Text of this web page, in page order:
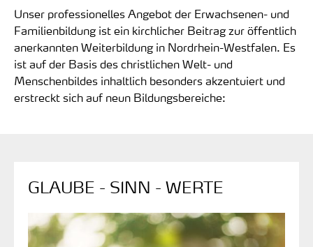
Unser professionelles Angebot der Erwachsenen- und
Familienbildung ist ein kirchlicher Beitrag zur öffentlich
anerkannten Weiterbildung in Nordrhein-Westfalen. Es
ist auf der Basis des christlichen Welt- und
Menschenbildes inhaltlich besonders akzentuiert und
erstreckt sich auf neun Bildungsbereiche:
GLAUBE - SINN - WERTE